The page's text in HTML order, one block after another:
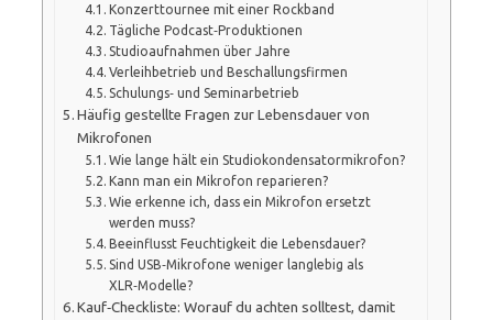
Konzerttournee mit einer Rockband
Tägliche Podcast‑Produktionen
Studioaufnahmen über Jahre
Verleihbetrieb und Beschallungsfirmen
Schulungs‑ und Seminarbetrieb
Häufig gestellte Fragen zur Lebensdauer von
Mikrofonen
Wie lange hält ein Studiokondensatormikrofon?
Kann man ein Mikrofon reparieren?
Wie erkenne ich, dass ein Mikrofon ersetzt
werden muss?
Beeinflusst Feuchtigkeit die Lebensdauer?
Sind USB‑Mikrofone weniger langlebig als
XLR‑Modelle?
Kauf‑Checkliste: Worauf du achten solltest, damit